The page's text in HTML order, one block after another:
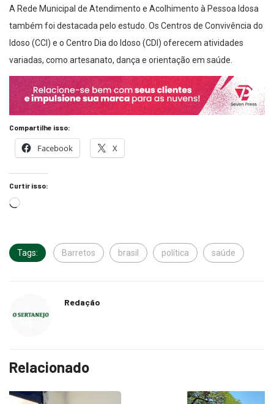
A Rede Municipal de Atendimento e Acolhimento à Pessoa Idosa
também foi destacada pelo estudo. Os Centros de Convivência do
Idoso (CCI) e o Centro Dia do Idoso (CDI) oferecem atividades
variadas, como artesanato, dança e orientação em saúde.
Compartilhe isso:
Facebook X
Curtir isso:
Tags: Barretos brasil política saúde
Redação
Relacionado